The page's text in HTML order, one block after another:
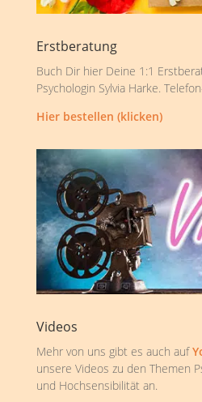
Erstberatung
Buch Dir hier Deine 1:1
Psychologin Sylvia Harke.
Hier bestellen (klicken)
Videos
Mehr von uns gibt es auch auf
unsere Videos zu den Themen
und Hochsensibilität an.